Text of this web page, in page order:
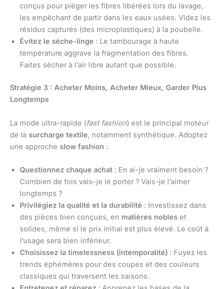
conçus pour piéger les fibres libérées lors du lavage,
les empêchant de partir dans les eaux usées. Videz les
résidus capturés (des microplastiques) à la poubelle.
Évitez le sèche-linge : Le tambourage à haute
température aggrave la fragmentation des fibres.
Faites sécher à l’air libre autant que possible.
Stratégie 3 : Acheter Moins, Acheter Mieux, Garder Plus
Longtemps
La mode ultra-rapide (fast fashion) est le principal moteur
de la surcharge textile, notamment synthétique. Adoptez
une approche slow fashion :
Questionnez chaque achat : En ai-je vraiment besoin ?
Combien de fois vais-je le porter ? Vais-je l’aimer
longtemps ?
Privilégiez la qualité et la durabilité : Investissez dans
des pièces bien conçues, en matières nobles et
solides, même si le prix initial est plus élevé. Le coût à
l’usage sera bien inférieur.
Choisissez la timelessness (intemporalité) : Fuyez les
trends éphémères pour des coupes et des couleurs
classiques qui traversent les saisons.